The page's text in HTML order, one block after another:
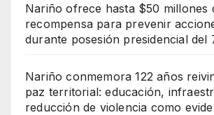
Nariño ofrece hasta $50 millones
recompensa para prevenir
durante posesión presidencial del
Nariño conmemora 122 años
paz territorial: educación,
reducción de violencia como